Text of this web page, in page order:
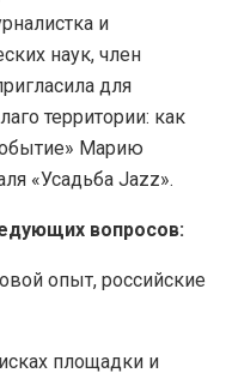
и
наук, член
для
территории: как
Марию
«Усадьба Jazz».
вопросов:
опыт, российские
площадки и